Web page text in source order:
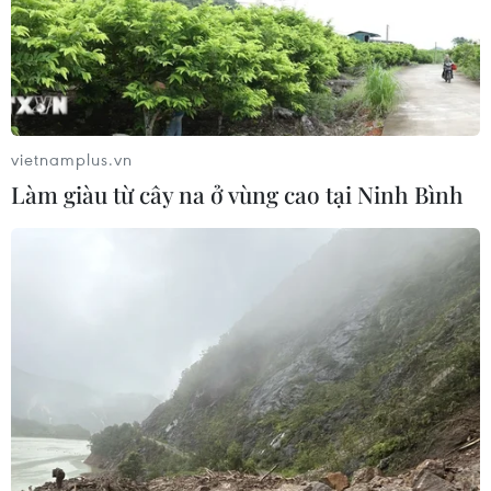
Đình chỉ chức vụ một hiệu trưởng do
liên quan đường dây cá độ bóng đá
05/08/2026 03:25
Cảnh báo lừa đảo mùa tựu trường:
Khởi tố vụ buôn bán hàng giả mạo
nhãn hiệu nổi tiếng tại Đắk Lắk
04/08/2026 14:34
vietnamplus.vn
Làm giàu từ cây na ở vùng cao tại Ninh Bình